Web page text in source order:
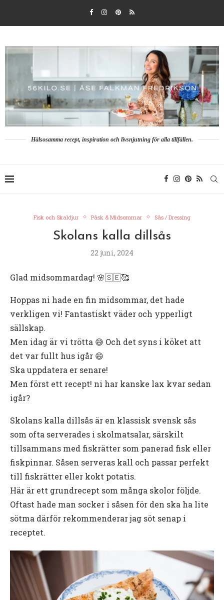
Hälsosamma recept, inspiration och livsnjutning för alla tillfällen.
Fisk och Skaldjur Påsk & Midsommar Sås / Dressing
Skolans kalla dillsås
22 juni, 2024
Glad midsommardag! 🌸🇸🇪🥰
Hoppas ni hade en fin midsommar, det hade
verkligen vi! Fantastiskt väder och ypperligt
sällskap.
Men idag är vi trötta 😅 Och det syns i köket att
det var fullt hus igår 😄
Ska uppdatera er senare!
Men först ett recept! ni har kanske lax kvar sedan
igår?
Skolans kalla dillsås är en klassisk svensk sås
som ofta serverades i skolmatsalar, särskilt
tillsammans med fiskrätter som panerad fisk eller
fiskpinnar. Såsen serveras kall och passar perfekt
till fiskrätter eller kokt potatis.
Här är ett grundrecept som många skolor följde.
Oftast hade man socker i såsen för den ska ha lite
sötma därför rekommenderar jag söt senap i
receptet.